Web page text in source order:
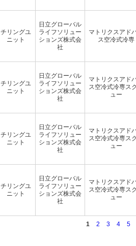
チリングユ
ニット
日立グローバル
ライフソリュー
ションズ株式会
社
マトリクスアド
ス空冷式冷専
チリングユ
ニット
日立グローバル
ライフソリュー
ションズ株式会
社
マトリクスアド
ス空冷式冷専ス
ュー
チリングユ
ニット
日立グローバル
ライフソリュー
ションズ株式会
社
マトリクスアド
ス空冷式冷専ス
ュー
チリングユ
ニット
日立グローバル
ライフソリュー
ションズ株式会
社
マトリクスアド
ス空冷式冷専ス
ュー
1 2 3 4 5